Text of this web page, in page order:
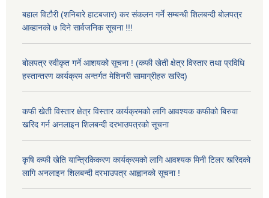
बहाल विटौरी (शनिबारे हाटबजार) कर संकलन गर्ने सम्बन्धी शिलबन्दी बोलपत्र
आव्हानको ७ दिने सार्वजनिक सूचना !!!
बोलपत्र स्वीकृत गर्ने आशयको सूचना ! (कफी खेती क्षेत्र विस्तार तथा प्रविधि
हस्तान्तरण कार्यक्रम अन्तर्गत मेशिनरी सामाग्रीहरु खरिद)
कफी खेती विस्तार क्षेत्र विस्तार कार्यक्रमको लागि आवश्यक कफीको बिरुवा
खरिद गर्न अनलाइन शिलबन्दी दरभाउपत्रको सूचना
कृषि कफी खेति यान्त्रिकिकरण कार्यक्रमको लागि आवश्यक मिनी टिलर खरिदको
लागि अनलाइन शिलबन्दी दरभाउपत्र आह्वानको सूचना !